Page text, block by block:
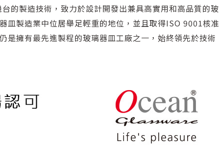
的製造技術，致力於設計開發出兼具高實用和高品質的玻
皿製造業中位居舉足輕重的地位，並且取得ISO 9001核准
是擁有最先進製程的玻璃器皿工廠之一，始終領先於技術